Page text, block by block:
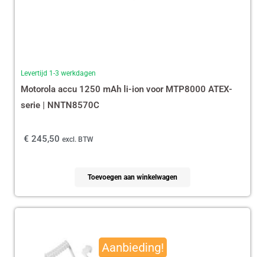
Levertijd 1-3 werkdagen
Motorola accu 1250 mAh li-ion voor MTP8000 ATEX-
serie | NNTN8570C
€ 245,50 excl. BTW
Toevoegen aan winkelwagen
Aanbieding!
was:
is: